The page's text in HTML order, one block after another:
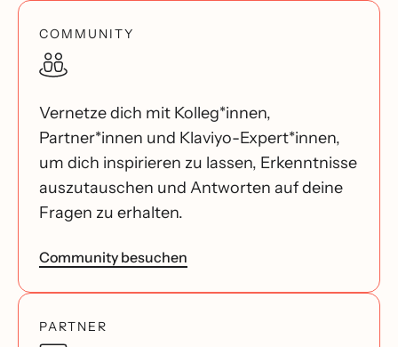
COMMUNITY
Vernetze dich mit Kolleg*innen,
Partner*innen und Klaviyo-Expert*innen,
um dich inspirieren zu lassen, Erkenntnisse
auszutauschen und Antworten auf deine
Fragen zu erhalten.
Community besuchen
PARTNER